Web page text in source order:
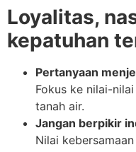
Loyalitas,
kepatuhan
Pertanyaan
Fokus ke nilai-
tanah air.
Jangan berpikir
Nilai